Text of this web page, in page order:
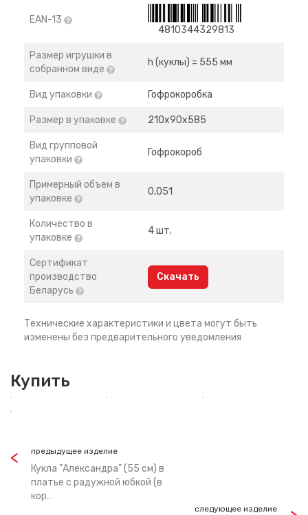
EAN-13
4810344329813
Размер игрушки в
собранном виде
h (куклы) = 555 мм
Вид упаковки Гофрокоробка
Размер в упаковке 210x90x585
Вид групповой
упаковки
Гофрокороб
Примерный объем в
упаковке
0,051
Количество в
упаковке
4 шт.
Сертификат
производство
Беларусь
Скачать
Технические характеристики и цвета могут быть
изменены без предварительного уведомления
Купить
предыдущее изделие
Кукла "Александра" (55 см) в
платье с радужной юбкой (в
кор…
следующее изделие